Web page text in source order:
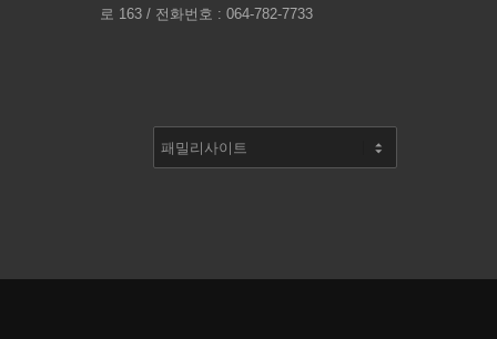
로 163 / 전화번호 : 064-782-7733